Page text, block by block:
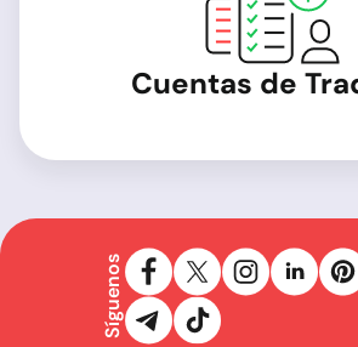
Cuentas de
Síguenos